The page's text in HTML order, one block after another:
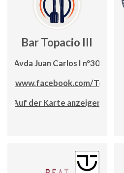
Bar Topacio III
Avda Juan Carlos I nº30
www.facebook.com/Topacio3
Auf der Karte anzeigen